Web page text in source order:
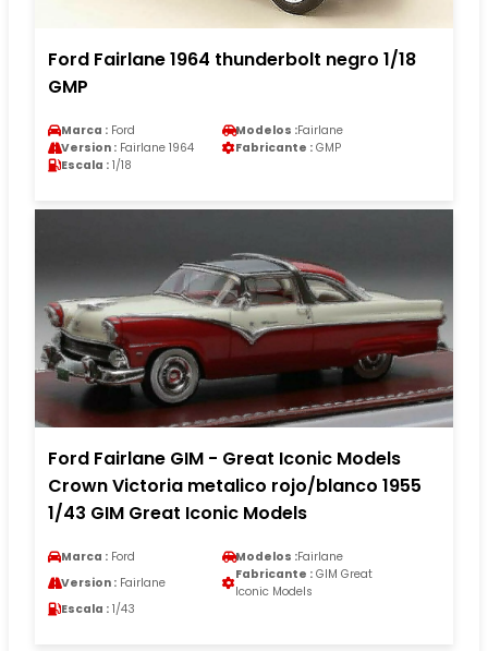
Ford Fairlane 1964 thunderbolt negro 1/18
GMP
Marca : Ford Modelos :Fairlane
Version : Fairlane 1964 Fabricante : GMP
Escala : 1/18
Ford Fairlane GIM - Great Iconic Models
Crown Victoria metalico rojo/blanco 1955
1/43 GIM Great Iconic Models
Marca : Ford Modelos :Fairlane
Version : Fairlane
Fabricante : GIM Great
Iconic Models
Escala : 1/43